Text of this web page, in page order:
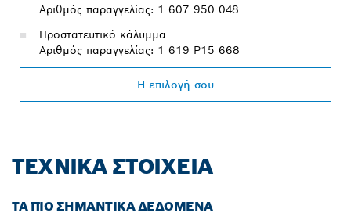
Αριθμός παραγγελίας: 1 607 950 048
Προστατευτικό κάλυμμα
Αριθμός παραγγελίας: 1 619 P15 668
Η επιλογή σου
ΤΕΧΝΙΚΆ ΣΤΟΙΧΕΊΑ
ΤΑ ΠΙΟ ΣΗΜΑΝΤΙΚΆ ΔΕΔΟΜΈΝΑ